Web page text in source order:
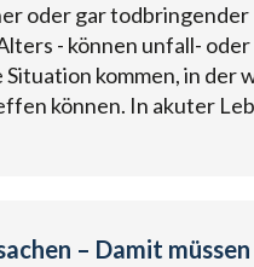
oder gar todbringender
- können unfall- oder
kommen, in der
können. In akuter
– Damit müssen